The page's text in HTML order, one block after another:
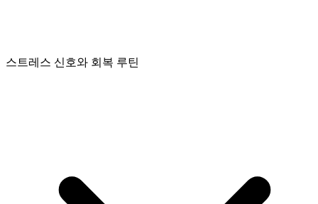
스트레스 신호와 회복 루틴